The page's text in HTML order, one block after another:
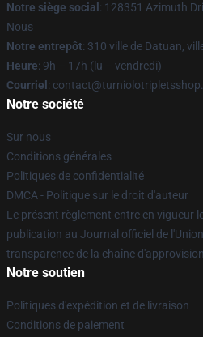
Notre siège social : 128351 Azimuth
Nous
Notre entrepôt: 310 ville de Datuan,
Heure: 9h – 17h (lu – vendredi)
Courriel :
Notre société
Sur nous
Conditions générales
Politiques de confidentialité
DMCA - Politique sur le droit d'auteur
Le présent règlement entre en vigueur
publication au Journal officiel de
transparence de la chaîne
Notre soutien
Politiques d'expédition et de livraison
Conditions de paiement